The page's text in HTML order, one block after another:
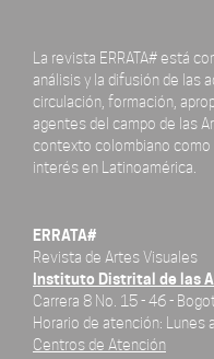
La revista ERRATA# está
análisis y la difusión de las
circulación, formación,
agentes del campo de las
contexto colombiano
interés en Latinoamérica.
ERRATA#
Revista de Artes Visuales
Instituto Distrital de las
Carrera 8 No. 15 - 46 -
Horario de atención: Lunes
Centros de Atención